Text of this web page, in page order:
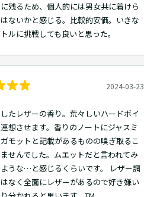
残るため、個人的には男女共に着けら
ないかと感じる。比較的安価。いきな
ルに挑戦しても良いと思った。
2024-03-23
たレザーの香り。荒々しいハードボイ
想させます。香りのノートにジャスミ
モットと記載があるものの嗅ぎ取るこ
せんでした。ムエットだと言われてみ
うな…と感じるくらいです。 レザー調
なく全面にレザーがあるので好き嫌い